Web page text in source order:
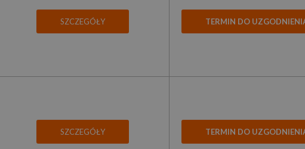
SZCZEGÓŁY TERMIN DO
SZCZEGÓŁY TERMIN DO